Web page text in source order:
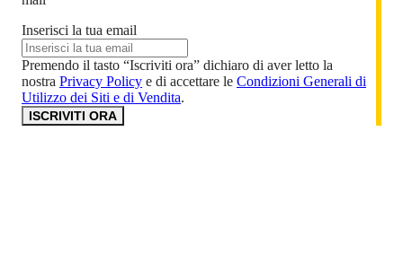
Inserisci la tua email
Premendo il tasto “Iscriviti ora” dichiaro di aver letto la
nostra Privacy Policy e di accettare le Condizioni Generali di
Utilizzo dei Siti e di Vendita.
ISCRIVITI ORA